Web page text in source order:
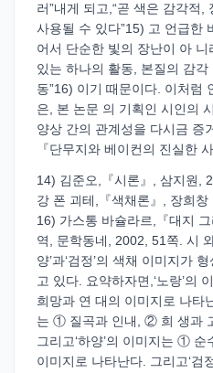
러”내게 되고,“곧 색은 감각적,
사용될 수 있다”15) 고 언급한
어서 단순한 빛의 장난이 아
있는 하나의 활동, 본질의 감
동”16) 이기 때문이다. 이처럼
은, 본 논문 의 기획인 시인의
양상 간의 관계성을 다시금 증
『단무지와 베이컨의 진실한
14) 김준오,『시론』, 삼지원,
강 폰 괴테,『색채론』, 장희창
16) 가스통 바슐라르,『대지
역, 문학동네, 2002, 51쪽. 시 와
양’과‘검정’의 색채 이미지가
고 있다. 요약하자면,‘노랑’
희망과 연 대의 이미지로 나타
는 ① 질곡과 인내, ② 희 생과
그리고‘하양’의 이미지는 ①
이미지로 나타난다. 그리고‘